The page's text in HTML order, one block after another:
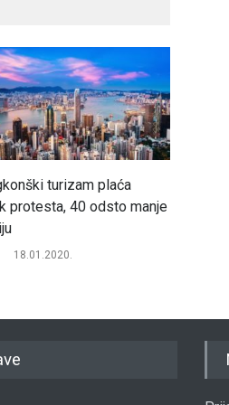
turizam plaća
protesta, 40 odsto manje
18.01.2020.